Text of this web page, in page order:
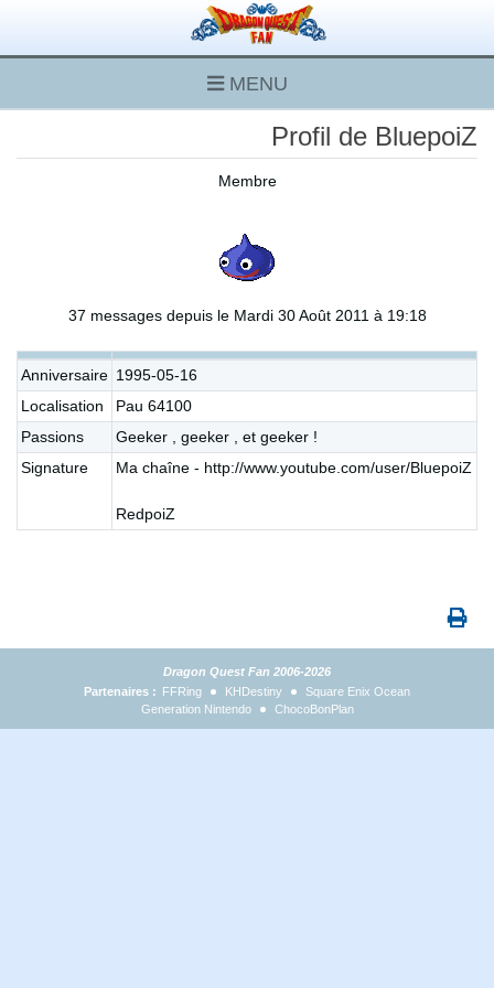
MENU
Profil de BluepoiZ
Membre
37 messages depuis le Mardi 30 Août 2011 à 19:18
Anniversaire 1995-05-16
Localisation
Pau 64100
Passions
Geeker , geeker , et geeker !
Signature
Ma chaîne - http://www.youtube.com/user/BluepoiZ
RedpoiZ
Dragon Quest Fan 2006-2026
Partenaires : FFRing KHDestiny
Square Enix Ocean
Generation Nintendo
ChocoBonPlan